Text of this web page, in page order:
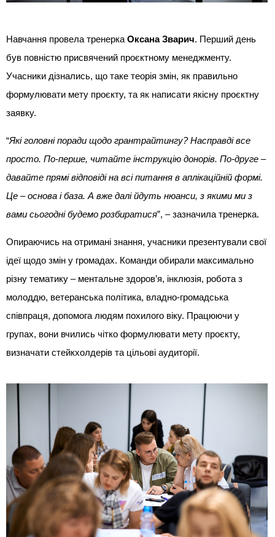
Навчання провела тренерка Оксана Зварич. Перший день
був повністю присвячений проєктному менеджменту.
Учасники дізнались, що таке теорія змін, як правильно
формулювати мету проєкту, та як написати якісну проєктну
заявку.
“Які головні поради щодо грантрайтингу? Насправді все
просто. По-перше, читайте інструкцію донорів. По-друге –
давайте прямі відповіді на всі питання в аплікаційній формі.
Це – основа і база. А вже далі йдуть нюанси, з якими ми з
вами сьогодні будемо розбиратися”, – зазначила тренерка.
Опираючись на отримані знання, учасники презентували свої
ідеї щодо змін у громадах. Команди обирали максимально
різну тематику – ментальне здоров’я, інклюзія, робота з
молоддю, ветеранська політика, владно-громадська
співпраця, допомога людям похилого віку. Працюючи у
групах, вони вчились чітко формулювати мету проєкту,
визначати стейкхолдерів та цільові аудиторії.